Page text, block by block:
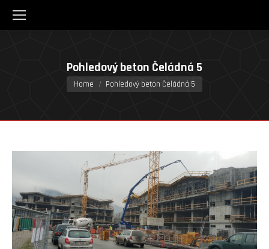
Pohledový beton Čeládná 5
You are here:
Home Pohledový beton Čeládná 5